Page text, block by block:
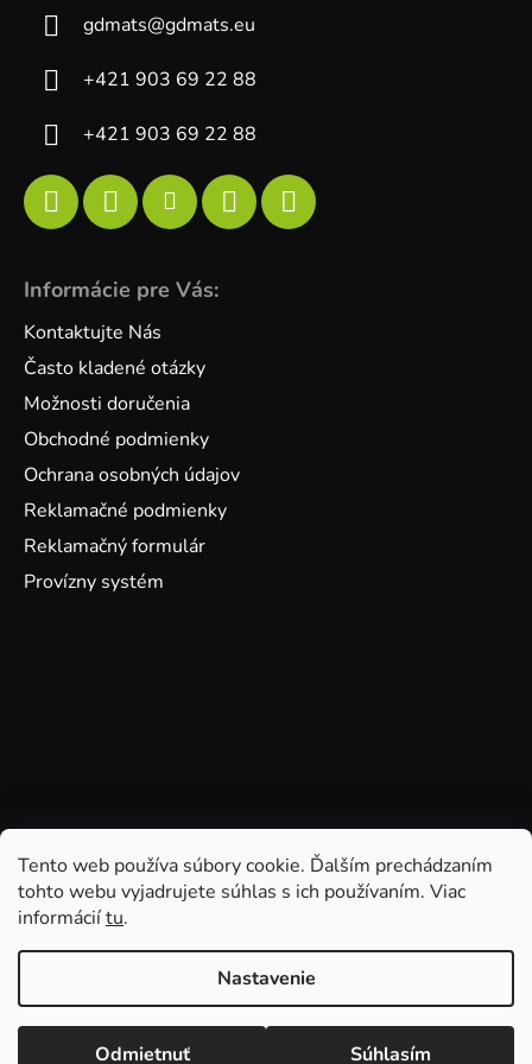
Tento web používa súbory cookie. Ďalším prechádzaním
tohto webu vyjadrujete súhlas s ich používaním. Viac
informáciítu.
Nastavenie
Odmietnuť Súhlasím
gdmats@gdmats.eu
+421 903 69 22 88
+421 903 69 22 88
Informácie pre Vás:
Kontaktujte Nás
Často kladené otázky
Možnosti doručenia
Obchodné podmienky
Ochrana osobných údajov
Reklamačné podmienky
Reklamačný formulár
Provízny systém